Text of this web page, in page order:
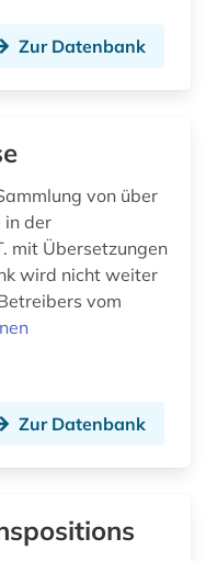
hessisches staatsarchiv marburg (1)
human-computer interface (1)
Zur Datenbank
von über
in der
mit Übersetzungen
wird nicht weiter
vom
Zur Datenbank